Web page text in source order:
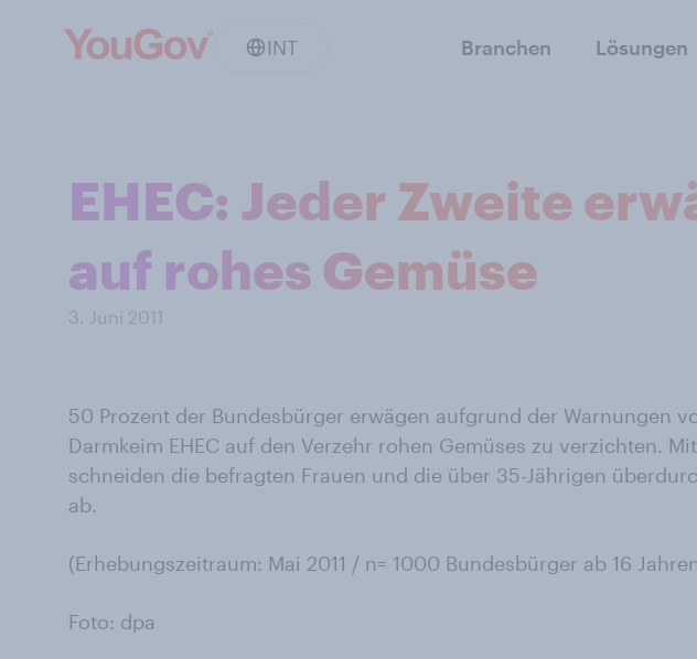
INT Branchen Lösungen
EHEC: Jeder Zweite
auf rohes Gemüse
3. Juni 2011
50 Prozent der Bundesbürger erwägen aufgrund der Warnungen
Darmkeim EHEC auf den Verzehr rohen Gemüses zu verzichten.
schneiden die befragten Frauen und die über 35-Jährigen
ab.
(Erhebungszeitraum: Mai 2011 / n= 1000 Bundesbürger ab 16
Foto: dpa